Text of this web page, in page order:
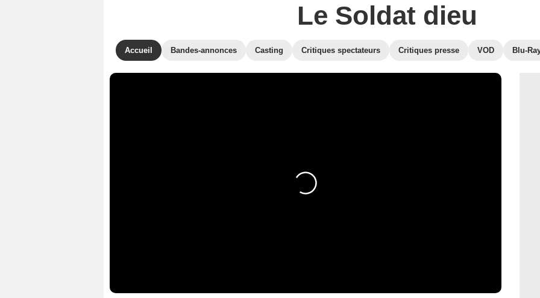
Le Soldat dieu
Accueil Bandes-annonces Casting Critiques spectateurs Critiques presse VOD Blu-